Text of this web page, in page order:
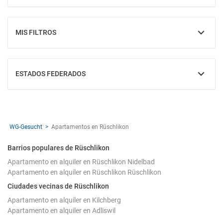
MIS FILTROS
MOSTRAR
ESTADOS FEDERADOS
MOSTRAR
WG-Gesucht Apartamentos en Rüschlikon
Barrios populares de Rüschlikon
Apartamento en alquiler en Rüschlikon Nidelbad
Apartamento en alquiler en Rüschlikon Rüschlikon
Ciudades vecinas de Rüschlikon
Apartamento en alquiler en Kilchberg
Apartamento en alquiler en Adliswil